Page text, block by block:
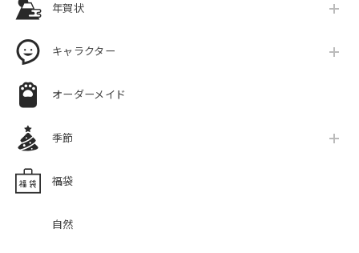
年賀状
キャラクター
オーダーメイド
季節
福袋
自然